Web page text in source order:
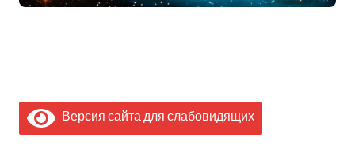
Версия сайта для слабовидящих